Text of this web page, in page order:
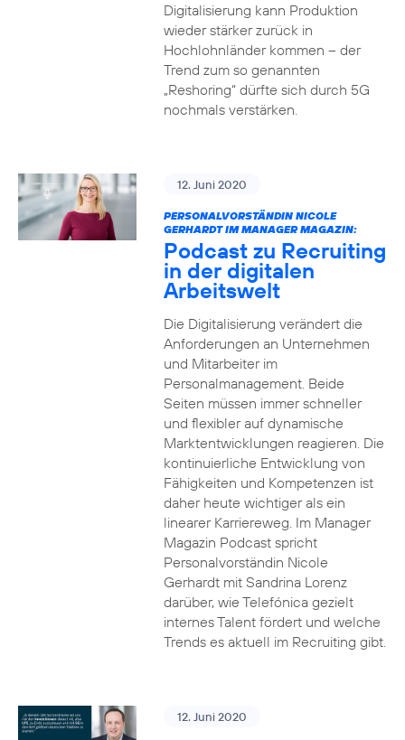
Digitalisierung kann Produktion
wieder stärker zurück in
Hochlohnländer kommen – der
Trend zum so genannten
„Reshoring“ dürfte sich durch 5G
nochmals verstärken.
12. Juni 2020
PERSONALVORSTÄNDIN NICOLE
GERHARDT IM MANAGER MAGAZIN:
Podcast zu Recruiting
in der digitalen
Arbeitswelt
Die Digitalisierung verändert die
Anforderungen an Unternehmen
und Mitarbeiter im
Personalmanagement. Beide
Seiten müssen immer schneller
und flexibler auf dynamische
Marktentwicklungen reagieren. Die
kontinuierliche Entwicklung von
Fähigkeiten und Kompetenzen ist
daher heute wichtiger als ein
linearer Karriereweg. Im Manager
Magazin Podcast spricht
Personalvorständin Nicole
Gerhardt mit Sandrina Lorenz
darüber, wie Telefónica gezielt
internes Talent fördert und welche
Trends es aktuell im Recruiting gibt.
12. Juni 2020